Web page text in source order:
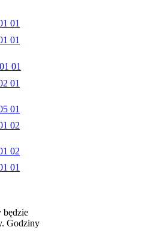
będzie
Godziny